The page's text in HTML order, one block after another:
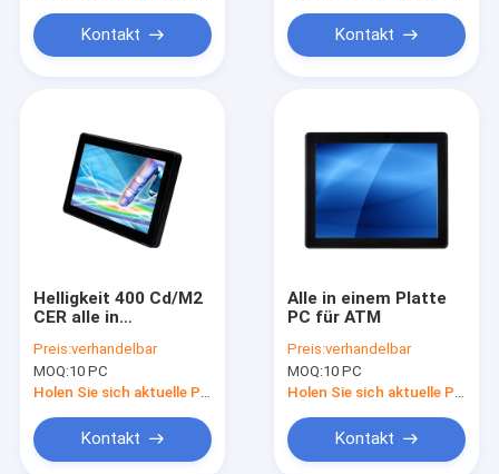
Produkte
Über uns
Fabrik Tour
Nachrichten
Alle Fälle
Kontakt
I7 Android
Kontakt
Helligkeit 400 Cd/M2
CER alle in
ODM-Touch Screen
AIO Desktop
Preis:verhandelbar
MOQ:10 PC
Holen Sie sich aktuelle Preis
Kontakt
Alle in einem Platte
PC für ATM
Preis:verhandelbar
MOQ:10 PC
Holen Sie sich aktuelle Preis
Kontakt